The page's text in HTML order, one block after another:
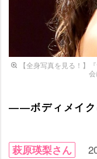
【全身写真を見る！】
――ボディメイク
萩原瑛梨さん